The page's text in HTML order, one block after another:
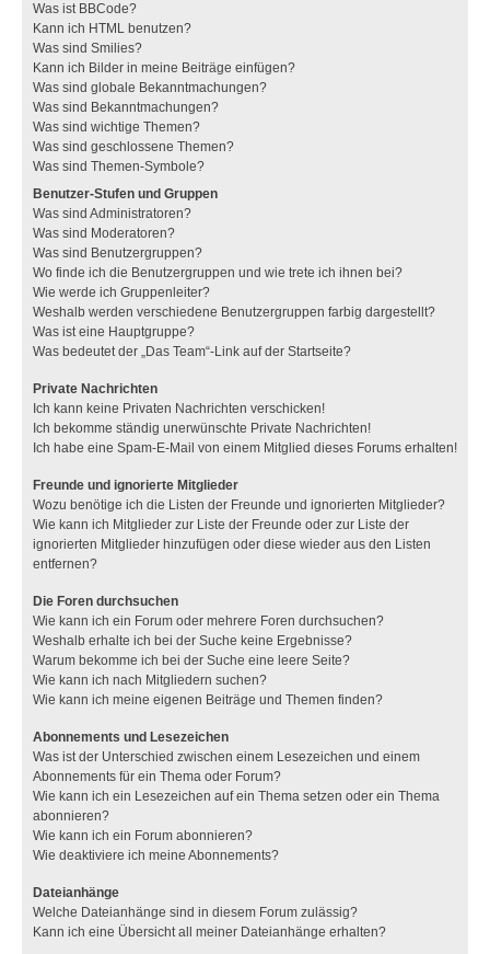
Was ist BBCode?
Kann ich HTML benutzen?
Was sind Smilies?
Kann ich Bilder in meine Beiträge einfügen?
Was sind globale Bekanntmachungen?
Was sind Bekanntmachungen?
Was sind wichtige Themen?
Was sind geschlossene Themen?
Was sind Themen-Symbole?
Benutzer-Stufen und Gruppen
Was sind Administratoren?
Was sind Moderatoren?
Was sind Benutzergruppen?
Wo finde ich die Benutzergruppen und wie trete ich ihnen bei?
Wie werde ich Gruppenleiter?
Weshalb werden verschiedene Benutzergruppen farbig dargestellt?
Was ist eine Hauptgruppe?
Was bedeutet der „Das Team“-Link auf der Startseite?
Private Nachrichten
Ich kann keine Privaten Nachrichten verschicken!
Ich bekomme ständig unerwünschte Private Nachrichten!
Ich habe eine Spam-E-Mail von einem Mitglied dieses Forums erhalten!
Freunde und ignorierte Mitglieder
Wozu benötige ich die Listen der Freunde und ignorierten Mitglieder?
Wie kann ich Mitglieder zur Liste der Freunde oder zur Liste der
ignorierten Mitglieder hinzufügen oder diese wieder aus den Listen
entfernen?
Die Foren durchsuchen
Wie kann ich ein Forum oder mehrere Foren durchsuchen?
Weshalb erhalte ich bei der Suche keine Ergebnisse?
Warum bekomme ich bei der Suche eine leere Seite?
Wie kann ich nach Mitgliedern suchen?
Wie kann ich meine eigenen Beiträge und Themen finden?
Abonnements und Lesezeichen
Was ist der Unterschied zwischen einem Lesezeichen und einem
Abonnements für ein Thema oder Forum?
Wie kann ich ein Lesezeichen auf ein Thema setzen oder ein Thema
abonnieren?
Wie kann ich ein Forum abonnieren?
Wie deaktiviere ich meine Abonnements?
Dateianhänge
Welche Dateianhänge sind in diesem Forum zulässig?
Kann ich eine Übersicht all meiner Dateianhänge erhalten?